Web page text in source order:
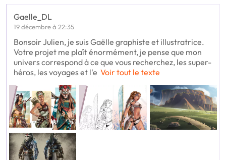
Gaelle_DL
19 décembre à 22:35
Bonsoir Julien, je suis Gaëlle graphiste et illustratrice.
Votre projet me plaît énormément, je pense que mon
univers correspond à ce que vous recherchez, les super-
héros, les voyages et l'e Voir tout le texte